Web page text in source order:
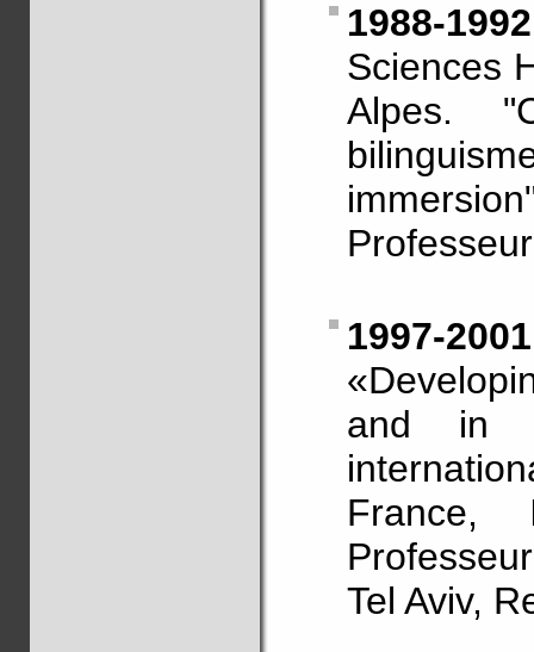
1988-1992
Sciences
Alpes.
1997-2001
and in
France,
Tel Aviv,